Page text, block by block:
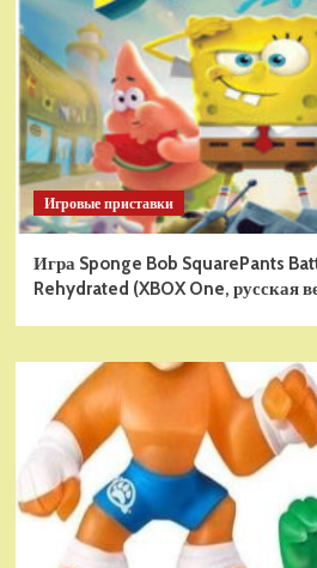
Игровые приставки
Игра Sponge Bob SquarePants
Rehydrated (XBOX One, русская